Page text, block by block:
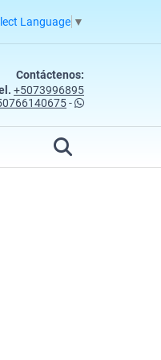
Language ▼
Contáctenos:
+5073996895
-